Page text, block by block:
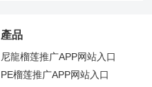
產品
尼龍榴莲推广APP网站入口
PE榴莲推广APP网站入口